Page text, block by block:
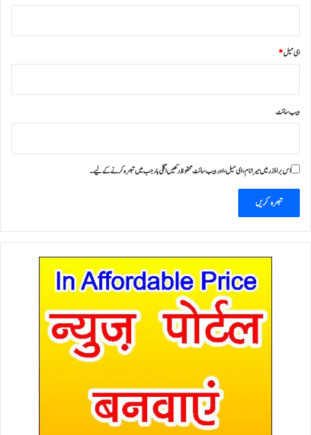
ای میل*
ویب‌ سائٹ
اس براؤزر میں میرا نام، ای میل، اور ویب سائٹ محفوظ رکھیں اگلی بار جب میں تبصرہ کرنے کےلیے۔